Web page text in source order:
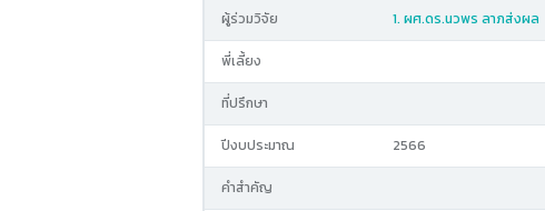
ผู้ร่วมวิจัย 1. ผศ.ดร.นวพร ลาภส่งผล
พี่เลี้ยง
ที่ปรึกษา
ปีงบประมาณ 2566
คำสำคัญ